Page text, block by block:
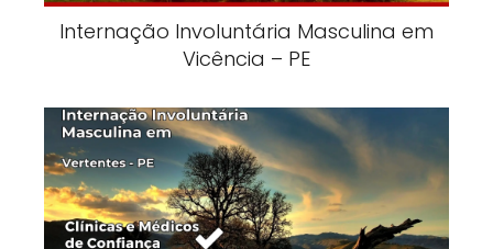
Internação Involuntária Masculina em
Vicência – PE